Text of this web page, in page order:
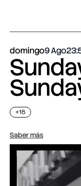
domingo9 Ago
+18
Saber más